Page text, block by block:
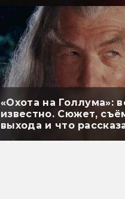
«Охота на Голлума»:
известно. Сюжет,
выхода и что